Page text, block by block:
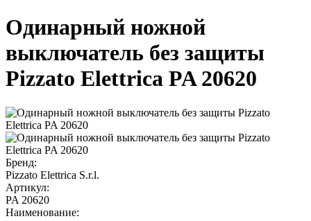
Одинарный ножной
выключатель без защиты
Pizzato Elettrica PA 20620
Бренд:
Pizzato Elettrica S.r.l.
Артикул:
PA 20620
Наименование: